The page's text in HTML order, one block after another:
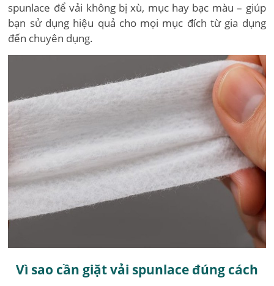
spunlace để vải không bị xù, mục hay bạc màu – giúp
bạn sử dụng hiệu quả cho mọi mục đích từ gia dụng
đến chuyên dụng.
Vì sao cần giặt vải spunlace đúng cách